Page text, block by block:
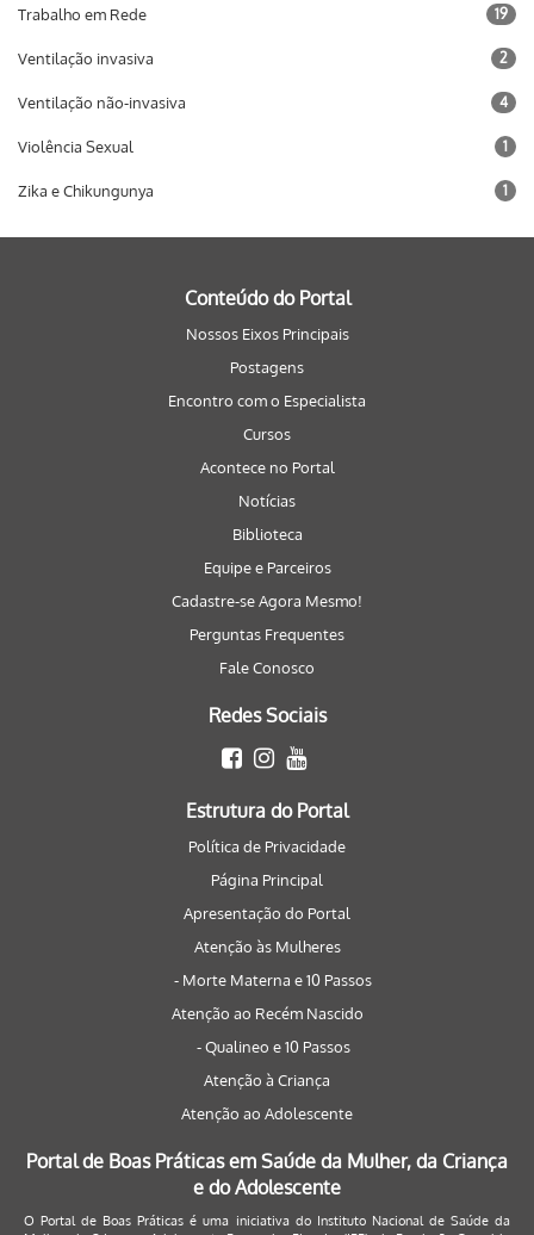
Trabalho em Rede 19
Ventilação invasiva 2
Ventilação não-invasiva 4
Violência Sexual 1
Zika e Chikungunya 1
Conteúdo do Portal
Nossos Eixos Principais
Postagens
Encontro com o Especialista
Cursos
Acontece no Portal
Notícias
Biblioteca
Equipe e Parceiros
Cadastre-se Agora Mesmo!
Perguntas Frequentes
Fale Conosco
Redes Sociais
Estrutura do Portal
Política de Privacidade
Página Principal
Apresentação do Portal
Atenção às Mulheres
- Morte Materna e 10 Passos
Atenção ao Recém Nascido
- Qualineo e 10 Passos
Atenção à Criança
Atenção ao Adolescente
Portal de Boas Práticas em Saúde da Mulher, da Criança
e do Adolescente
O Portal de Boas Práticas é uma iniciativa do Instituto Nacional de Saúde da